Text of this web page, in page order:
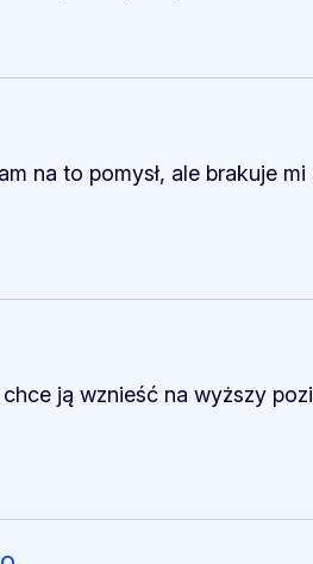
na to pomysł, ale brakuje
ją wznieść na wyższy